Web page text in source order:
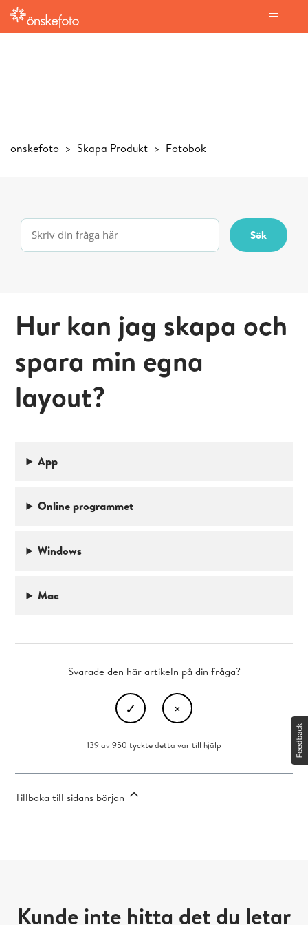
onskefoto Skapa Produkt Fotobok
Hur kan jag skapa och
spara min egna
layout?
App
Online programmet
Windows
Mac
Svarade den här artikeln på din fråga?
139 av 950 tyckte detta var till hjälp
Tillbaka till sidans början
Kunde inte hitta det du letar